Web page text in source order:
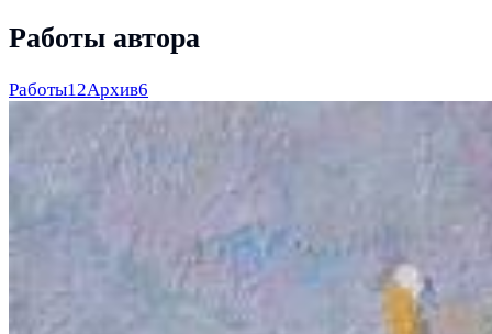
Работы автора
Работы12Архив6